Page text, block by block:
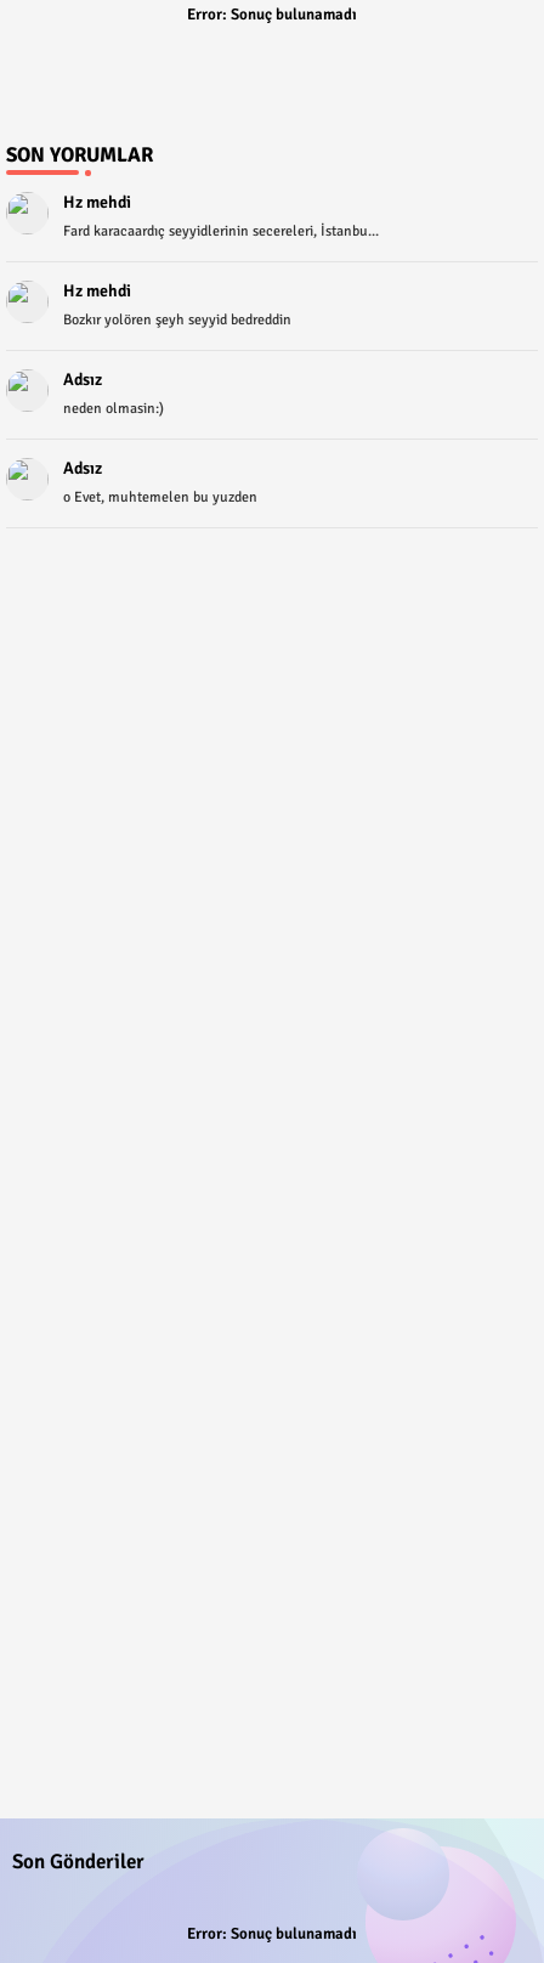
Error: Sonuç bulunamadı
SON YORUMLAR
Hz mehdi
Fard karacaardıç seyyidlerinin secereleri, İstanbu...
Hz mehdi
Bozkır yolören şeyh seyyid bedreddin
Adsız
neden olmasin:)
Adsız
o Evet, muhtemelen bu yuzden
Son Gönderiler
Error: Sonuç bulunamadı